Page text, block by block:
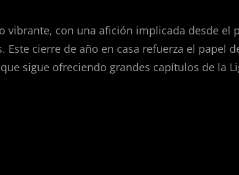
vibrante, con una afición implicada desde el
cierre de año en casa refuerza el papel
sigue ofreciendo grandes capítulos de la